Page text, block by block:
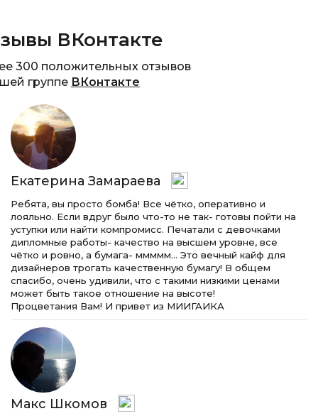
ВКонтакте
300 положительных отзывов
группе ВКонтакте
Екатерина Замараева
Ребята, вы просто бомба! Все чётко, оперативно и
лояльно. Если вдруг было что-то не так- готовы пойти на
уступки или найти компромисс. Печатали с девочками
дипломные работы- качество на высшем уровне, все
чётко и ровно, а бумага- ммммм… Это вечный кайф для
дизайнеров трогать качественную бумагу! В общем
спасибо, очень удивили, что с такими низкими ценами
может быть такое отношение на высоте!
Процветания Вам! И привет из МИИГАИКА
Макс Шкомов